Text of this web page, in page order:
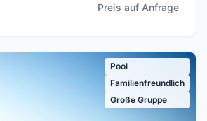
Preis auf Anfrage
Pool
Familienfreundlich
Große Gruppe